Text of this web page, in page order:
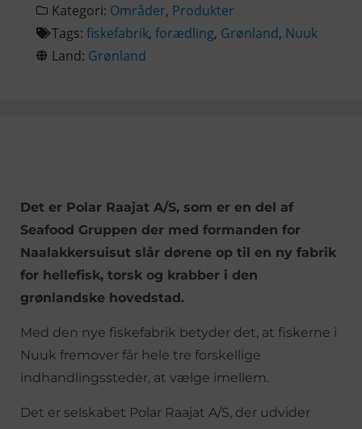
Kategori: Områder, Produkter
Tags: fiskefabrik, forædling, Grønland, Nuuk
Land: Grønland
Det er Polar Raajat A/S, som er en del af
Seafood Gruppen der med formanden for
Naalakkersuisut slår dørene op til en ny fabrik
for hellefisk, torsk og krabber i den
grønlandske hovedstad.
Med den nye fiskefabrik betyder det, at fiskerne i
Nuuk fremover får hele tre forskellige
indhandlingssteder, at vælge imellem.
Det er selskabet Polar Raajat A/S, der udvider